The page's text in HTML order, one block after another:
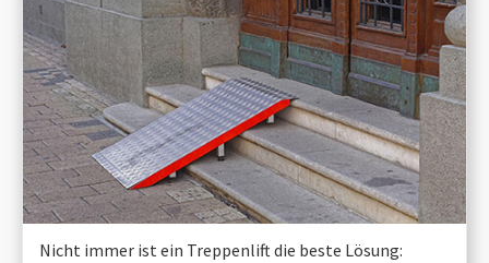
Nicht immer ist ein Treppenlift die beste Lösung: